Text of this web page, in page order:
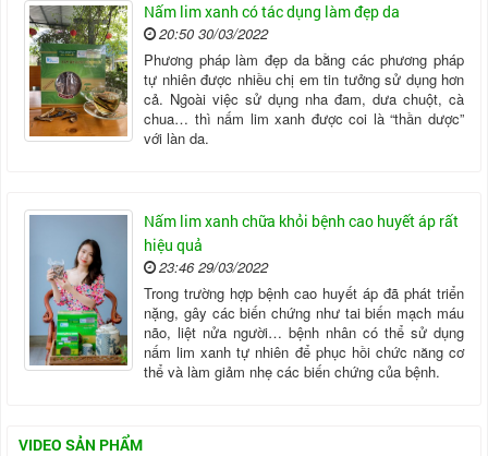
Nấm lim xanh có tác dụng làm đẹp da
20:50 30/03/2022
Phương pháp làm đẹp da bằng các phương pháp
tự nhiên được nhiều chị em tin tưởng sử dụng hơn
cả. Ngoài việc sử dụng nha đam, dưa chuột, cà
chua… thì nấm lim xanh được coi là “thần dược”
với làn da.
Nấm lim xanh chữa khỏi bệnh cao huyết áp rất
hiệu quả
23:46 29/03/2022
Trong trường hợp bệnh cao huyết áp đã phát triển
nặng, gây các biến chứng như tai biến mạch máu
não, liệt nửa người… bệnh nhân có thể sử dụng
nấm lim xanh tự nhiên để phục hồi chức năng cơ
thể và làm giảm nhẹ các biến chứng của bệnh.
VIDEO SẢN PHẨM